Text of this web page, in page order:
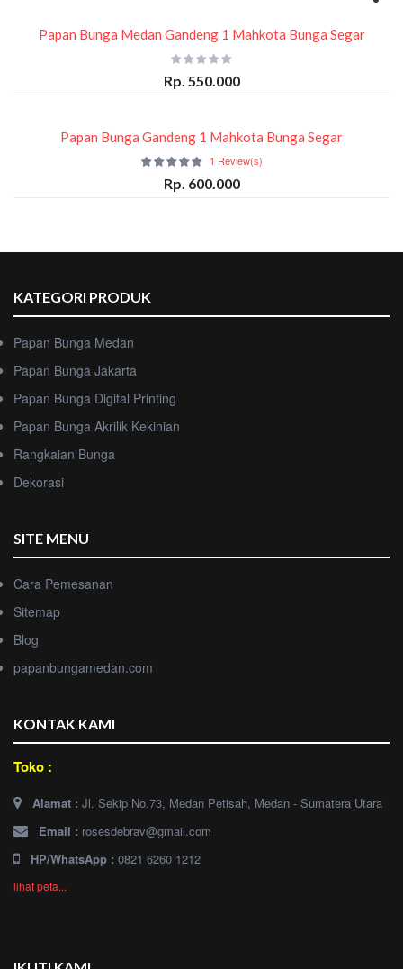
Papan Bunga Medan Gandeng 1 Mahkota Bunga Segar
Rp. 550.000
Papan Bunga Gandeng 1 Mahkota Bunga Segar
1 Review(s)
Rp. 600.000
KATEGORI PRODUK
Papan Bunga Medan
Papan Bunga Jakarta
Papan Bunga Digital Printing
Papan Bunga Akrilik Kekinian
Rangkaian Bunga
Dekorasi
SITE MENU
Cara Pemesanan
Sitemap
Blog
papanbungamedan.com
KONTAK KAMI
Toko :
Alamat : Jl. Sekip No.73, Medan Petisah, Medan - Sumatera Utara
Email : rosesdebrav@gmail.com
HP/WhatsApp : 0821 6260 1212
lihat peta...